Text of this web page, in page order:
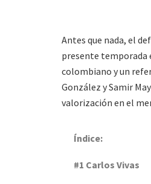
Antes que nada, el
presente temporada
colombiano y un
González y Samir
valorización en el
Índice:
#1 Carlos Vivas